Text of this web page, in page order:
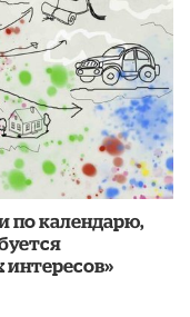
по календарю,